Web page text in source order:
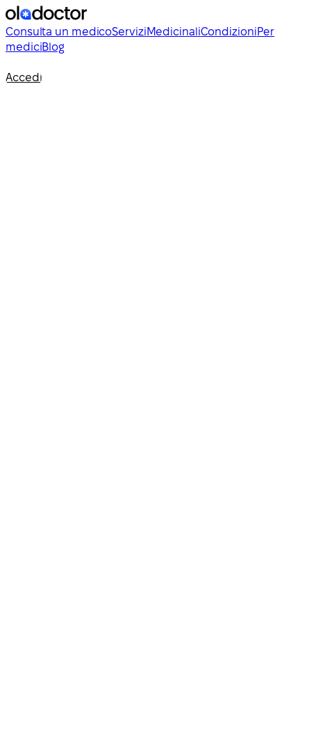
Consulta un medicoServiziMedicinaliCondizioniPer
mediciBlog
Accedi